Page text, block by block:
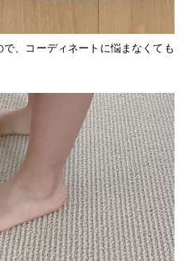
、コーディネートに悩まなくても